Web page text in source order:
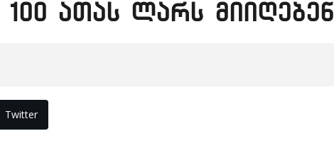
ათას ლარს მიიღებენ
Twitter